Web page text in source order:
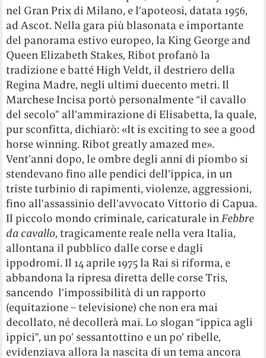
nel Gran Prix di Milano, e l’apoteosi, datata 1956,
ad Ascot. Nella gara più blasonata e importante
del panorama estivo europeo, la King George and
Queen Elizabeth Stakes, Ribot profanò la
tradizione e batté High Veldt, il destriero della
Regina Madre, negli ultimi duecento metri. Il
Marchese Incisa portò personalmente “il cavallo
del secolo” all’ammirazione di Elisabetta, la quale,
pur sconfitta, dichiarò: «It is exciting to see a good
horse winning. Ribot greatly amazed me».
Vent’anni dopo, le ombre degli anni di piombo si
stendevano fino alle pendici dell’ippica, in un
triste turbinio di rapimenti, violenze, aggressioni,
fino all’assassinio dell’avvocato Vittorio di Capua.
Il piccolo mondo criminale, caricaturale inFebbre
da cavallo, tragicamente reale nella vera Italia,
allontana il pubblico dalle corse e dagli
ippodromi. Il 14 aprile 1975 la Rai si riforma, e
abbandona la ripresa diretta delle corse Tris,
sancendo l’impossibilità di un rapporto
(equitazione – televisione) che non era mai
decollato, né decollerà mai. Lo slogan “ippica agli
ippici”, un po’ sessantottino e un po’ ribelle,
evidenziava allora la nascita di un tema ancora